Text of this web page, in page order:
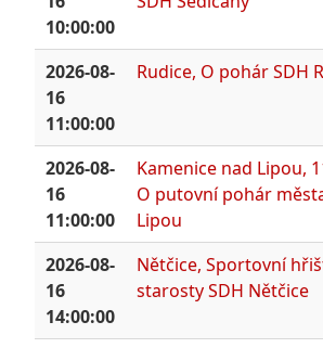
10:00:00
2026-08-
16
11:00:00
Rudice, O pohár SDH
2026-08-
16
11:00:00
Kamenice nad Lipou,
O putovní pohár
Lipou
2026-08-
16
14:00:00
Nětčice, Sportovní
starosty SDH Nětčice